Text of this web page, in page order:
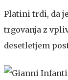
Platini trdi, da
trgovanja z
desetletjem